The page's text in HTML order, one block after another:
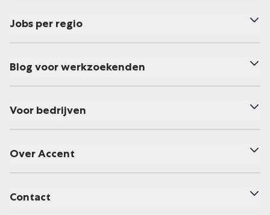
Jobs per regio
Blog voor werkzoekenden
Voor bedrijven
Over Accent
Contact